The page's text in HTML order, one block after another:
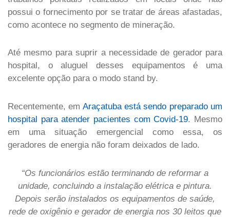
possui o fornecimento por se tratar de áreas afastadas,
como acontece no segmento de mineração.
Até mesmo para suprir a necessidade de gerador para
hospital, o aluguel desses equipamentos é uma
excelente opção para o modo stand by.
Recentemente, em Araçatuba está sendo preparado um
hospital para atender pacientes com Covid-19. Mesmo
em uma situação emergencial como essa, os
geradores de energia não foram deixados de lado.
“Os funcionários estão terminando de reformar a
unidade, concluindo a instalação elétrica e pintura.
Depois serão instalados os equipamentos de saúde,
rede de oxigênio e gerador de energia nos 30 leitos que